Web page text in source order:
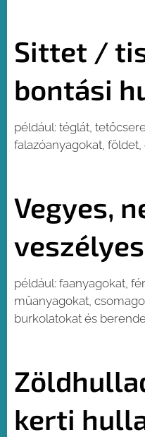
Sittet /
bontási
például: téglát,
falazóanyagokat,
Vegyes,
például: faanyagokat,
műanyagokat,
burkolatokat és
kerti